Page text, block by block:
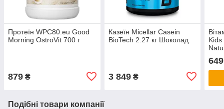
Протеїн WPC80.eu Good
Morning OstroVit 700 г
879 ₴
Казеїн Micellar Casein
BioTech 2.27 кг Шоколад
3 849₴
649
Подібні товари компанії